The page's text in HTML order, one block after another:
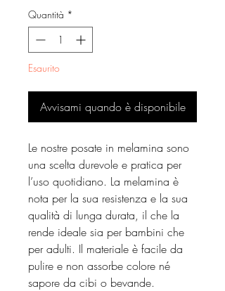
Quantità *
Esaurito
Avvisami quando è disponibile
Le nostre posate in melamina sono
una scelta durevole e pratica per
l’uso quotidiano. La melamina è
nota per la sua resistenza e la sua
qualità di lunga durata, il che la
rende ideale sia per bambini che
per adulti. Il materiale è facile da
pulire e non assorbe colore né
sapore da cibi o bevande.